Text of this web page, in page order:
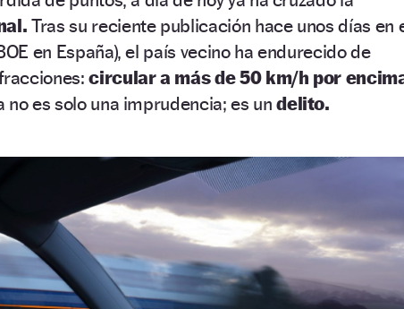
Tras su reciente publicación hace unos días en
en España), el país vecino ha endurecido de
circular a más de 50 km/h por
no es solo una imprudencia; es undelito.